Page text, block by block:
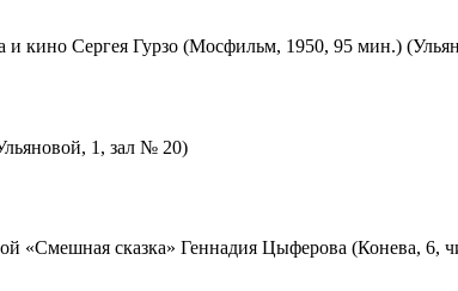
и кино Сергея Гурзо (Мосфильм, 1950, 95 мин.)
1, зал № 20)
«Смешная сказка» Геннадия Цыферова (Конева, 6,